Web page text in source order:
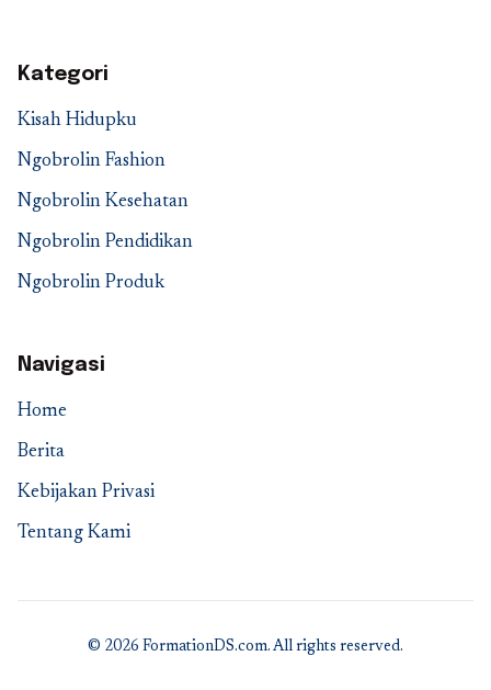
Kategori
Kisah Hidupku
Ngobrolin Fashion
Ngobrolin Kesehatan
Ngobrolin Pendidikan
Ngobrolin Produk
Navigasi
Home
Berita
Kebijakan Privasi
Tentang Kami
© 2026 FormationDS.com. All rights reserved.